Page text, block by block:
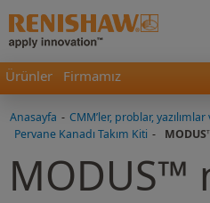
Ürünler Firmamız
Anasayfa - CMM’ler, problar,
Pervane Kanadı Takım Kiti -
MODUS™